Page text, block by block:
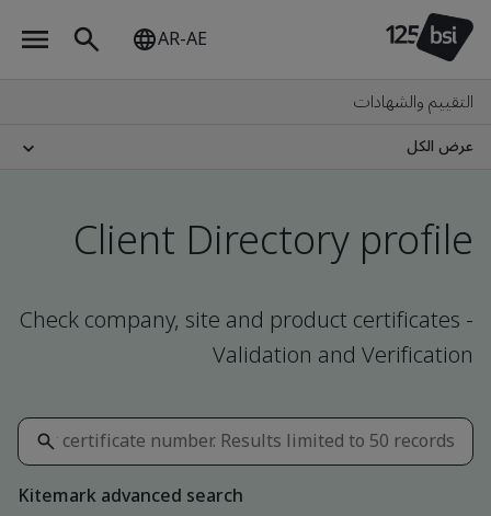
AR-AE
التقييم والشهادات
عرض الكل
Client Directory profile
Check company, site and product certificates -
Validation and Verification
Kitemark advanced search